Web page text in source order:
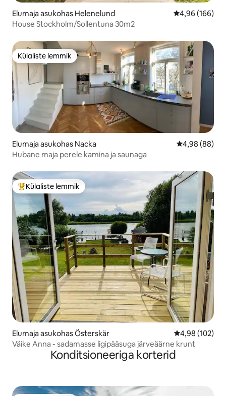
Elumaja asukohas Helenelund Keskmine
4,96 (166)
House Stockholm/Sollentuna 30m2
Külaliste lemmik
Külaliste lemmik
Elumaja asukohas Nacka Keskmine
4,98 (88)
Hubane maja perele kamina ja saunaga
Külaliste suur lemmik
Külaliste lemmik
Elumaja asukohas Österskär Keskmine
4,98 (102)
Väike Anna - sadamasse ligipääsuga järveäärne krunt
Konditsioneeriga korterid